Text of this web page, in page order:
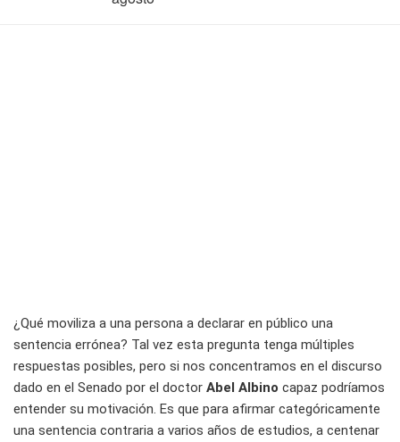
¿Qué moviliza a una persona a declarar en público una
sentencia errónea? Tal vez esta pregunta tenga múltiples
respuestas posibles, pero si nos concentramos en el discurso
dado en el Senado por el doctor Abel Albino capaz podríamos
entender su motivación. Es que para afirmar categóricamente
una sentencia contraria a varios años de estudios, a centenar